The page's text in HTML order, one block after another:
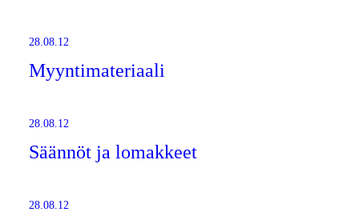
28.08.12
Myyntimateriaali
28.08.12
Säännöt ja lomakkeet
28.08.12